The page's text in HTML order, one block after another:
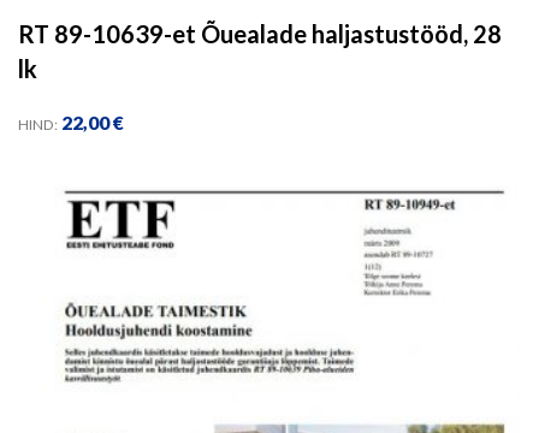
RT 89-10639-et Õuealade haljastustööd, 28
lk
HIND: 22,00€